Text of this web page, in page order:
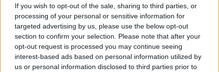
If you wish to opt-out of the sale, sharing to third parties, or
processing of your personal or sensitive information for
targeted advertising by us, please use the below opt-out
section to confirm your selection. Please note that after your
opt-out request is processed you may continue seeing
interest-based ads based on personal information utilized by
us or personal information disclosed to third parties prior to